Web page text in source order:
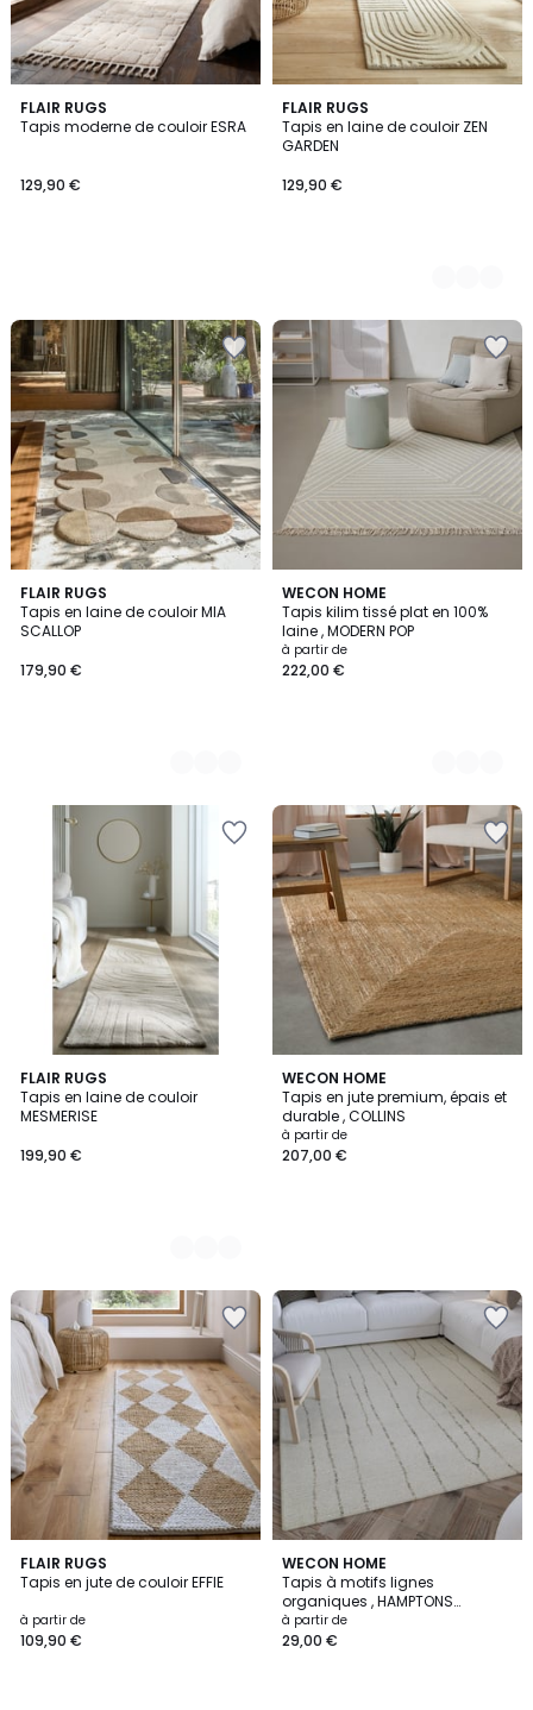
FLAIR RUGS
Tapis moderne de couloir ESRA
129,90 €
FLAIR RUGS
Tapis en laine de couloir ZEN
GARDEN
129,90 €
2
Couleurs
FLAIR RUGS
Tapis en laine de couloir MIA
SCALLOP
179,90 €
2
Couleurs
WECON HOME
Tapis kilim tissé plat en 100%
laine , MODERN POP
à partir de
222,00 €
2
Couleurs
FLAIR RUGS
Tapis en laine de couloir
MESMERISE
199,90 €
2
Couleurs
WECON HOME
Tapis en jute premium, épais et
durable , COLLINS
à partir de
207,00 €
FLAIR RUGS
Tapis en jute de couloir EFFIE
à partir de
109,90 €
4
Couleurs
WECON HOME
Tapis à motifs lignes
organiques , HAMPTONS
THIRTYNINE
à partir de
29,00 €